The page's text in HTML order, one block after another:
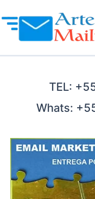
para
conteúdo
TEL:
Whats: